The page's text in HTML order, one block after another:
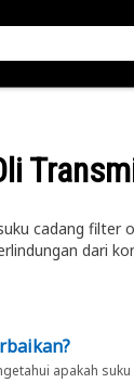
cadang
dari
apakah